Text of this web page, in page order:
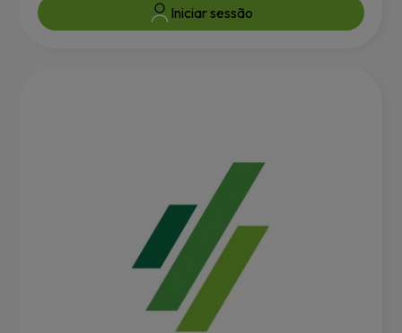
Iniciar sessão